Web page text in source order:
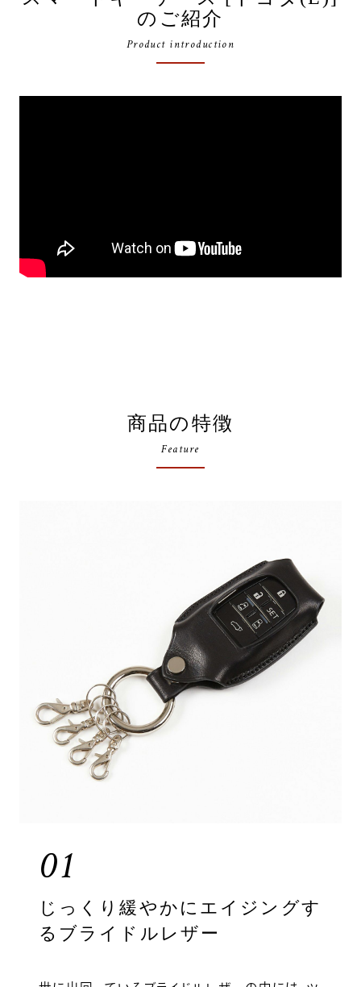
のご紹介
Product introduction
商品の特徴
Feature
01
じっくり緩やかにエイジングす
るブライドルレザー